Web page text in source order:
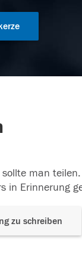
man teilen.
in Erinnerung
zu schreiben